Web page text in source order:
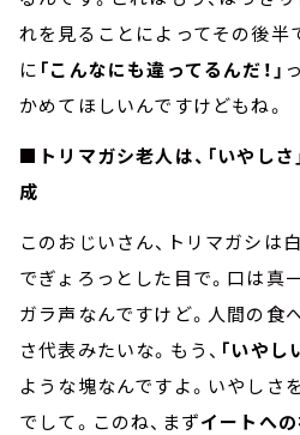
れを見ることによってその後半
に 「こんなにも違ってるんだ！」
かめてほしいんですけどもね。
■トリマガシ老人は、「いやし
成
このおじいさん、トリマガシは
でぎょろっとした目で。口は真
ガラ声なんですけど。人間の食
さ代表みたいな。もう、 「いやし
ような塊なんですよ。いやしさ
でして。このね、まずイートへ